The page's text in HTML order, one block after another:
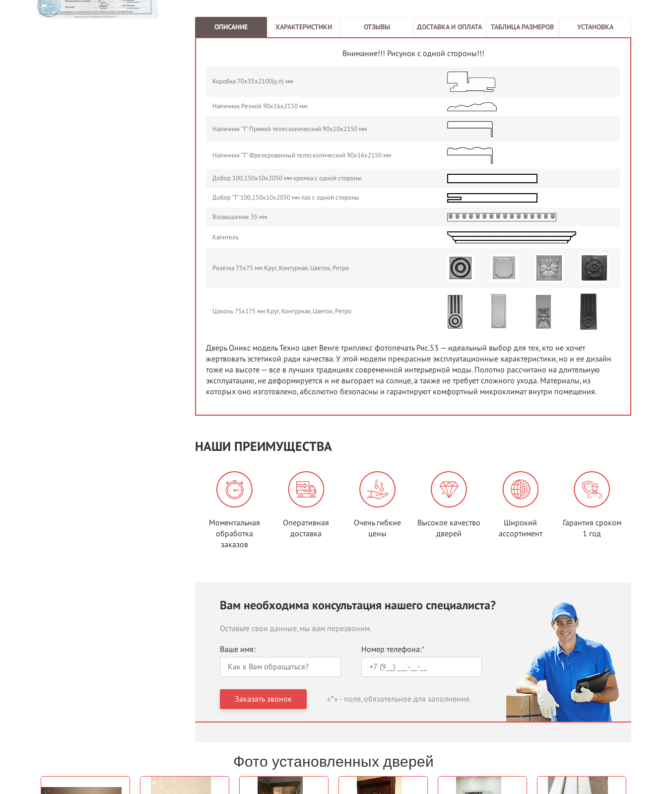
ОПИСАНИЕ ХАРАКТЕРИСТИКИ ОТЗЫВЫ ДОСТАВКА И ОПЛАТА ТАБЛИЦА РАЗМЕРОВ УСТАНОВКА
Внимание!!! Рисунок с одной стороны!!!
Коробка 70х35х2100(у,п) мм
Наличник Резной 90х16х2150 мм
Наличник "Т" Прямой телескопический 90х10х2150 мм
Наличник "Т" Фрезерованный телескопический 90х16х2150 мм
Добор 100,150х10х2050 мм кромка с одной стороны
Добор "Т" 100,150х10х2050 мм паз с одной стороны
Возвышение 35 мм
Капитель
Розетка 75х75 мм Круг, Контурная, Цветок, Ретро
Цоколь 75х175 мм Круг, Контурная, Цветок, Ретро
Дверь Оникс модель Техно цвет Венге триплекс фотопечать Рис.53 — идеальный выбор для тех, кто не хочет
жертвовать эстетикой ради качества. У этой модели прекрасные эксплуатационные характеристики, но и ее дизайн
тоже на высоте — все в лучших традициях современной интерьерной моды. Полотно рассчитано на длительную
эксплуатацию, не деформируется и не выгорает на солнце, а также не требует сложного ухода. Материалы, из
которых оно изготовлено, абсолютно безопасны и гарантируют комфортный микроклимат внутри помещения.
НАШИ ПРЕИМУЩЕСТВА
Моментальная
обработка
заказов
Оперативная
доставка
Очень гибкие
цены
Высокое качество
дверей
Широкий
ассортимент
Гарантия сроком
1 год
Вам необходима консультация нашего специалиста?
Оставьте свои данные, мы вам перезвоним.
Ваше имя: Номер телефона:*
«*» - поле, обязательное для заполнения.
Фото установленных дверей